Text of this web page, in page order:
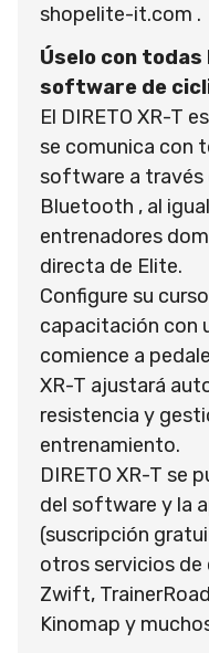
shopelite-it.com .
Úselo con
software de
El DIRETO XR-T
se comunica con
software a través
Bluetooth , al
entrenadores
directa de Elite.
Configure su
capacitación con
comience a
XR-T ajustará
resistencia y
entrenamiento.
DIRETO XR-T se
del software y la
(suscripción
otros servicios de
Zwift,
Kinomap y